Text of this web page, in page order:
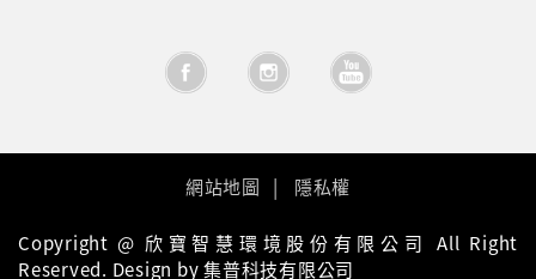
網站地圖 隱私權
Copyright @ 欣寶智慧環境股份有限公司 All Right
Reserved. Design by 集普科技有限公司